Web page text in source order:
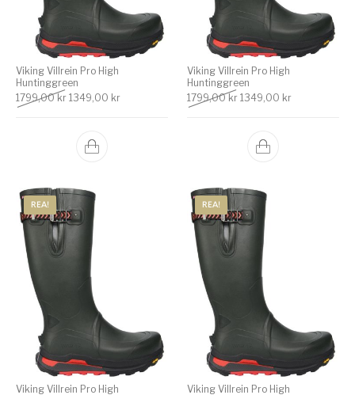
Viking Villrein Pro High
Huntinggreen
1799,00 kr Det ursprungliga priset var: 1799,00 kr.
1349,00 krDet nuvarande priset är: 1349,00 kr.
Viking Villrein Pro High
Huntinggreen
1799,00 kr Det ursprungliga priset
1349,00 krDet
REA!
Viking Villrein Pro High
REA!
Viking Villrein Pro High